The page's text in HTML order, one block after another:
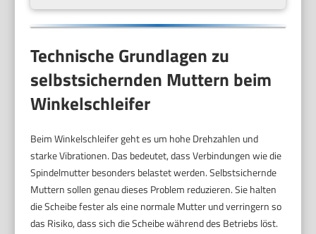
Technische Grundlagen zu
selbstsichernden Muttern beim
Winkelschleifer
Beim Winkelschleifer geht es um hohe Drehzahlen und
starke Vibrationen. Das bedeutet, dass Verbindungen wie die
Spindelmutter besonders belastet werden. Selbstsichernde
Muttern sollen genau dieses Problem reduzieren. Sie halten
die Scheibe fester als eine normale Mutter und verringern so
das Risiko, dass sich die Scheibe während des Betriebs löst.